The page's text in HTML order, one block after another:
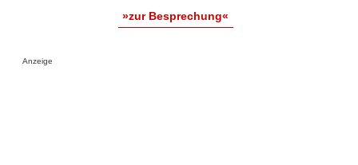
»zur Besprechung«
Anzeige